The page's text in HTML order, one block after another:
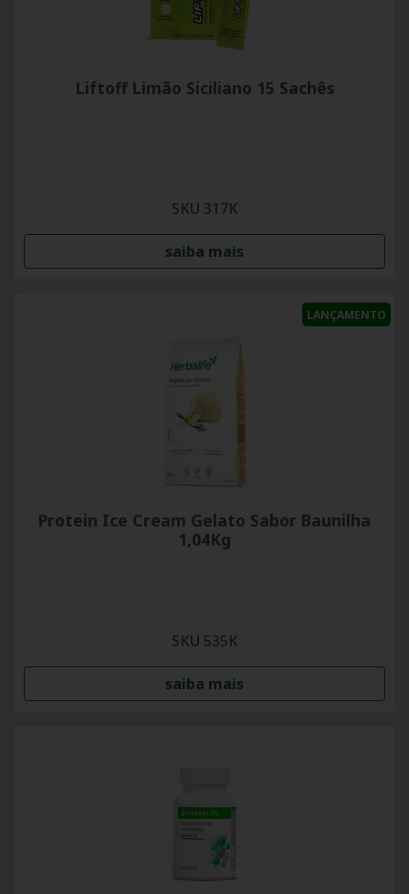
Liftoff Limão Siciliano 15 Sachês
SKU 317K
saiba mais
LANÇAMENTO
Protein Ice Cream Gelato Sabor Baunilha
1,04Kg
SKU 535K
saiba mais